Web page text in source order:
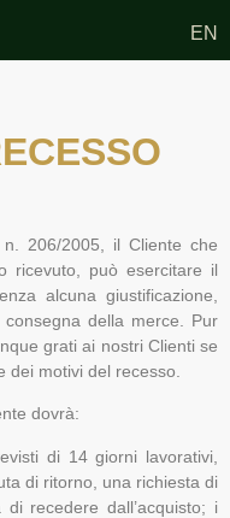
EN
206/2005, il Cliente che
ricevuto, può esercitare il
alcuna giustificazione,
della merce. Pur
grati ai nostri Clienti se
motivi del recesso.
dovrà:
di 14 giorni lavorativi,
di ritorno, una richiesta di
recedere dall’acquisto; i